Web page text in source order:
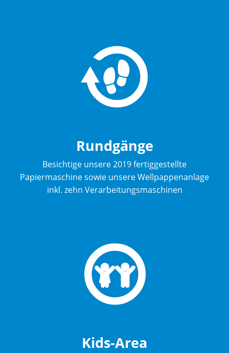
Rundgänge
Besichtige unsere 2019 fertiggestellte
Papiermaschine sowie unsere Wellpappenanlage
inkl. zehn Verarbeitungsmaschinen
Kids-Area